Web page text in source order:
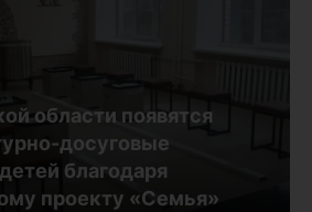
приглашает
«Креативщики»
области появятся
досуговые
благодаря
проекту «Семья»